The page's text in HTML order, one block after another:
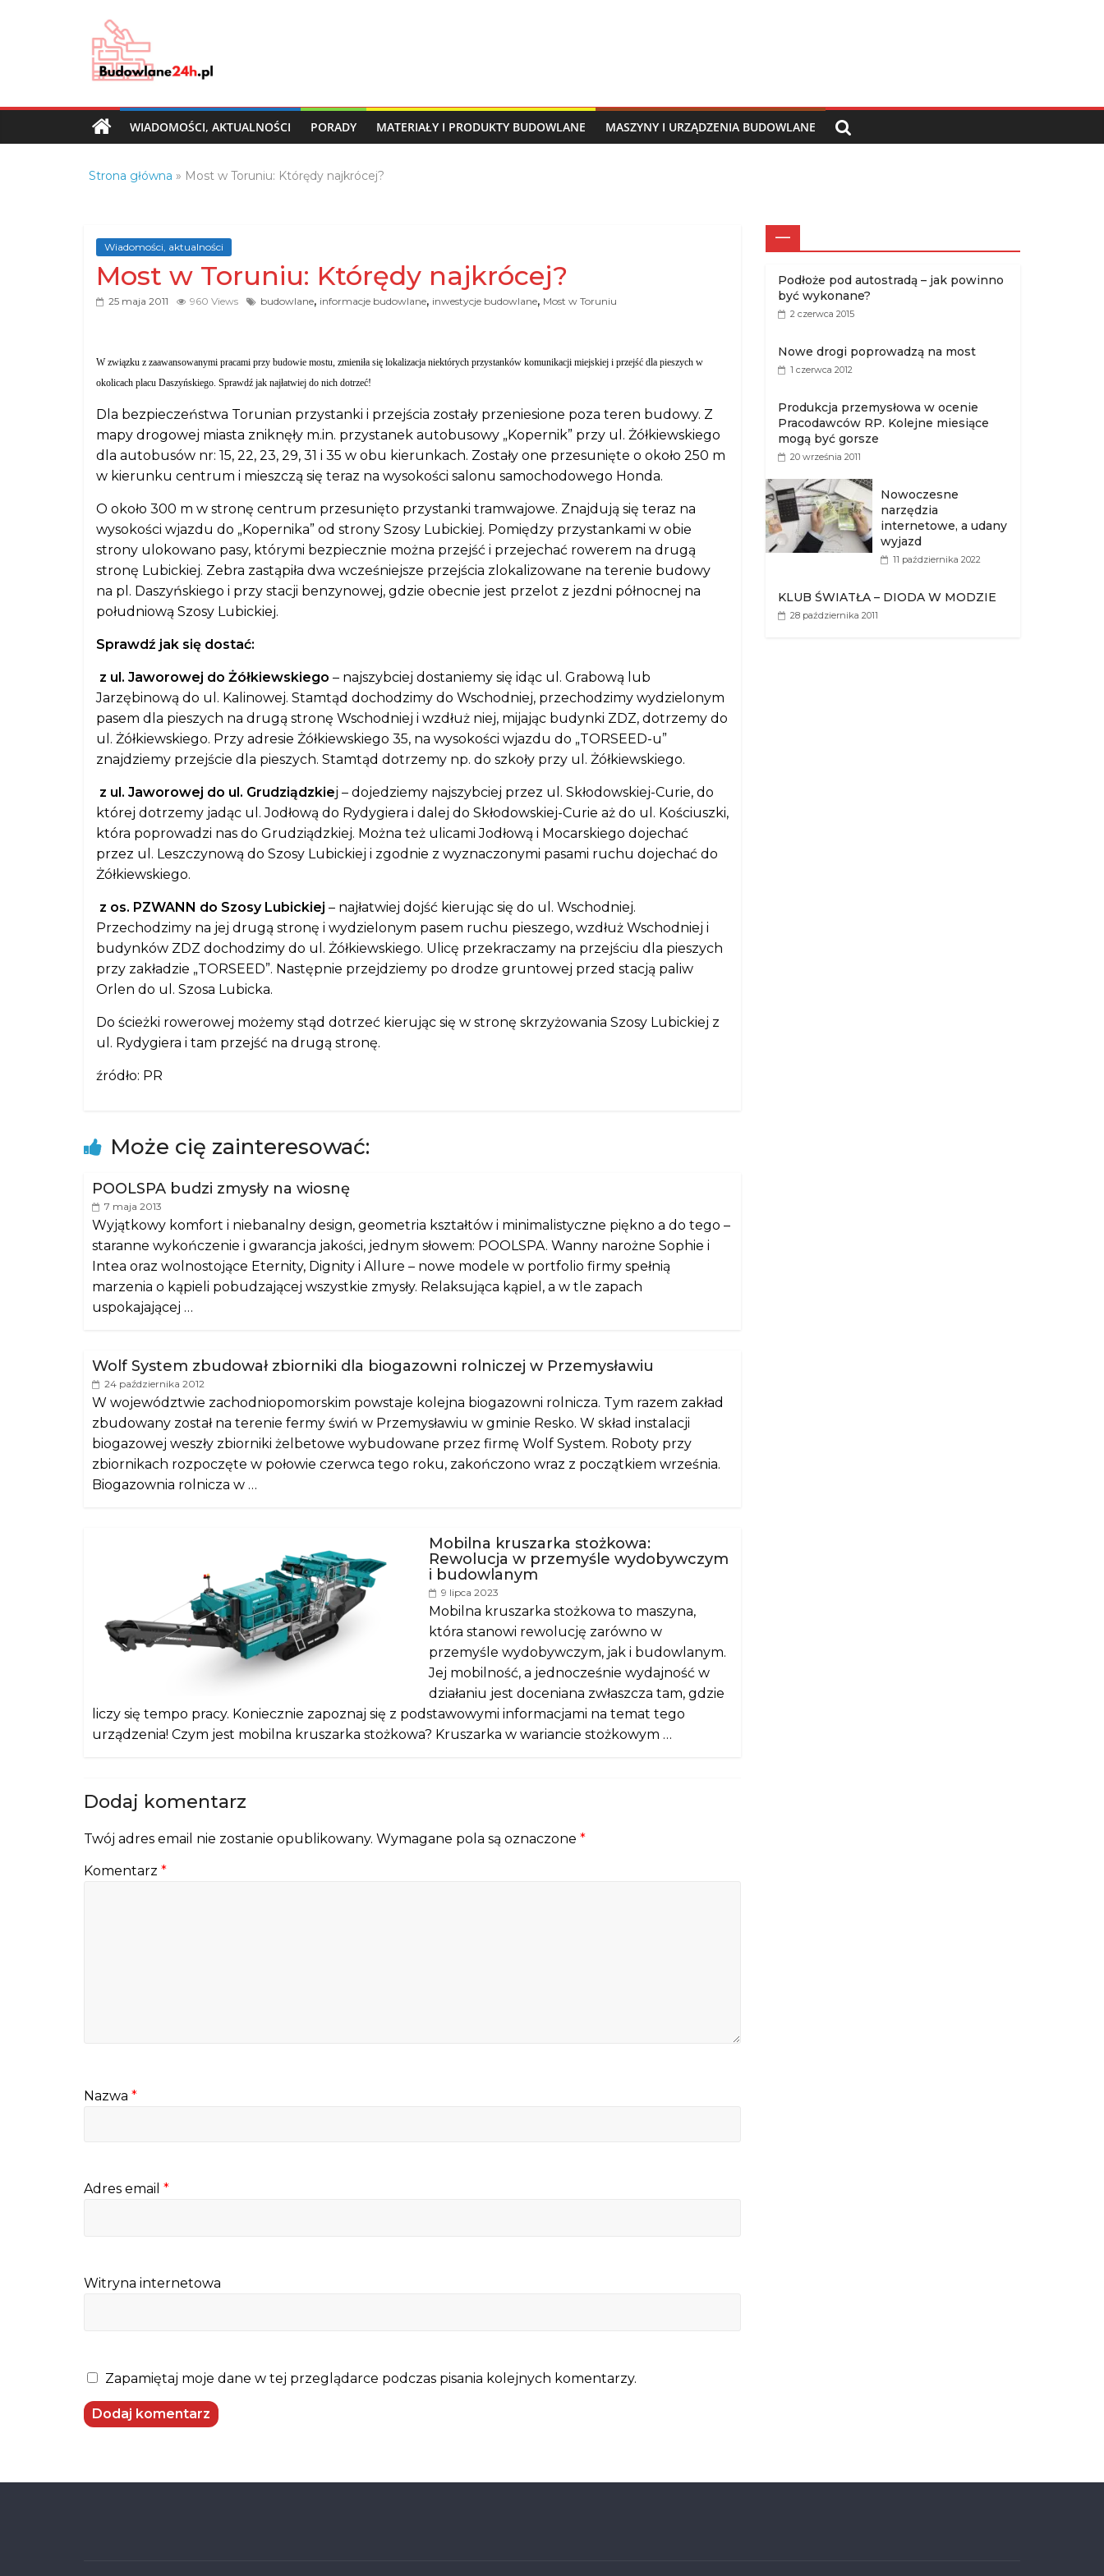
Budowlane24h.pl
portal
budowlany
Porady
branży
budowlanej
WIADOMOŚCI, AKTUALNOŚCI PORADY MATERIAŁY I PRODUKTY BUDOWLANE MASZYNY I URZĄDZENIA BUDOWLANE
Strona główna » Most w Toruniu: Którędy najkrócej?
Wiadomości, aktualności
Most w Toruniu: Którędy najkrócej?
25 maja 2011 960 Views budowlane, informacje budowlane, inwestycje budowlane, Most w Toruniu
W związku z zaawansowanymi pracami przy budowie mostu, zmieniła się lokalizacja niektórych przystanków komunikacji miejskiej i przejść dla pieszych w
okolicach placu Daszyńskiego. Sprawdź jak najłatwiej do nich dotrzeć!
Dla bezpieczeństwa Torunian przystanki i przejścia zostały przeniesione poza teren budowy. Z
mapy drogowej miasta zniknęły m.in. przystanek autobusowy „Kopernik” przy ul. Żółkiewskiego
dla autobusów nr: 15, 22, 23, 29, 31 i 35 w obu kierunkach. Zostały one przesunięte o około 250 m
w kierunku centrum i mieszczą się teraz na wysokości salonu samochodowego Honda.
O około 300 m w stronę centrum przesunięto przystanki tramwajowe. Znajdują się teraz na
wysokości wjazdu do „Kopernika” od strony Szosy Lubickiej. Pomiędzy przystankami w obie
strony ulokowano pasy, którymi bezpiecznie można przejść i przejechać rowerem na drugą
stronę Lubickiej. Zebra zastąpiła dwa wcześniejsze przejścia zlokalizowane na terenie budowy
na pl. Daszyńskiego i przy stacji benzynowej, gdzie obecnie jest przelot z jezdni północnej na
południową Szosy Lubickiej.
Sprawdź jak się dostać:
z ul. Jaworowej do Żółkiewskiego – najszybciej dostaniemy się idąc ul. Grabową lub
Jarzębinową do ul. Kalinowej. Stamtąd dochodzimy do Wschodniej, przechodzimy wydzielonym
pasem dla pieszych na drugą stronę Wschodniej i wzdłuż niej, mijając budynki ZDZ, dotrzemy do
ul. Żółkiewskiego. Przy adresie Żółkiewskiego 35, na wysokości wjazdu do „TORSEED-u”
znajdziemy przejście dla pieszych. Stamtąd dotrzemy np. do szkoły przy ul. Żółkiewskiego.
z ul. Jaworowej do ul. Grudziądzkiej – dojedziemy najszybciej przez ul. Skłodowskiej-Curie, do
której dotrzemy jadąc ul. Jodłową do Rydygiera i dalej do Skłodowskiej-Curie aż do ul. Kościuszki,
która poprowadzi nas do Grudziądzkiej. Można też ulicami Jodłową i Mocarskiego dojechać
przez ul. Leszczynową do Szosy Lubickiej i zgodnie z wyznaczonymi pasami ruchu dojechać do
Żółkiewskiego.
z os. PZWANN do Szosy Lubickiej – najłatwiej dojść kierując się do ul. Wschodniej.
Przechodzimy na jej drugą stronę i wydzielonym pasem ruchu pieszego, wzdłuż Wschodniej i
budynków ZDZ dochodzimy do ul. Żółkiewskiego. Ulicę przekraczamy na przejściu dla pieszych
przy zakładzie „TORSEED”. Następnie przejdziemy po drodze gruntowej przed stacją paliw
Orlen do ul. Szosa Lubicka.
Do ścieżki rowerowej możemy stąd dotrzeć kierując się w stronę skrzyżowania Szosy Lubickiej z
ul. Rydygiera i tam przejść na drugą stronę.
źródło: PR
Może cię zainteresować:
POOLSPA budzi zmysły na wiosnę
7 maja 2013
Wyjątkowy komfort i niebanalny design, geometria kształtów i minimalistyczne piękno a do tego –
staranne wykończenie i gwarancja jakości, jednym słowem: POOLSPA. Wanny narożne Sophie i
Intea oraz wolnostojące Eternity, Dignity i Allure – nowe modele w portfolio firmy spełnią
marzenia o kąpieli pobudzającej wszystkie zmysły. Relaksująca kąpiel, a w tle zapach
uspokajającej …
Wolf System zbudował zbiorniki dla biogazowni rolniczej w Przemysławiu
24 października 2012
W województwie zachodniopomorskim powstaje kolejna biogazowni rolnicza. Tym razem zakład
zbudowany został na terenie fermy świń w Przemysławiu w gminie Resko. W skład instalacji
biogazowej weszły zbiorniki żelbetowe wybudowane przez firmę Wolf System. Roboty przy
zbiornikach rozpoczęte w połowie czerwca tego roku, zakończono wraz z początkiem września.
Biogazownia rolnicza w …
Mobilna kruszarka stożkowa:
Rewolucja w przemyśle wydobywczym
i budowlanym
9 lipca 2023
Mobilna kruszarka stożkowa to maszyna,
która stanowi rewolucję zarówno w
przemyśle wydobywczym, jak i budowlanym.
Jej mobilność, a jednocześnie wydajność w
działaniu jest doceniana zwłaszcza tam, gdzie
liczy się tempo pracy. Koniecznie zapoznaj się z podstawowymi informacjami na temat tego
urządzenia! Czym jest mobilna kruszarka stożkowa? Kruszarka w wariancie stożkowym …
Dodaj komentarz
Twój adres email nie zostanie opublikowany. Wymagane pola są oznaczone *
Komentarz *
Nazwa *
Adres email *
Witryna internetowa
Zapamiętaj moje dane w tej przeglądarce podczas pisania kolejnych komentarzy.
—
Podłoże pod autostradą – jak powinno
być wykonane?
2 czerwca 2015
Nowe drogi poprowadzą na most
1 czerwca 2012
Produkcja przemysłowa w ocenie
Pracodawców RP. Kolejne miesiące
mogą być gorsze
20 września 2011
Nowoczesne
narzędzia
internetowe, a udany
wyjazd
11 października 2022
KLUB ŚWIATŁA – DIODA W MODZIE
28 października 2011